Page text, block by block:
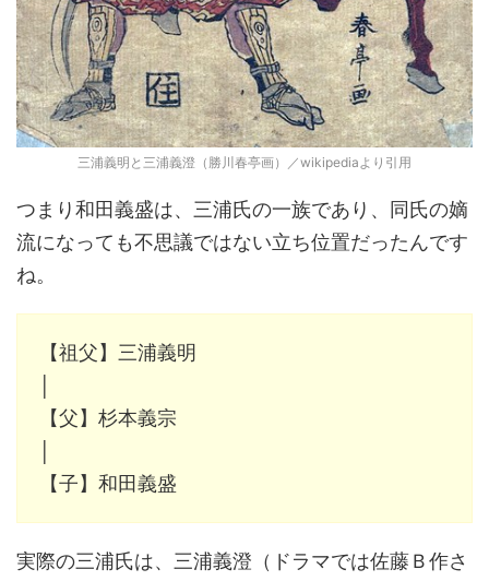
三浦義明と三浦義澄（勝川春亭画）／wikipediaより引用
つまり和田義盛は、三浦氏の一族であり、同氏の嫡
流になっても不思議ではない立ち位置だったんです
ね。
【祖父】三浦義明
【父】杉本義宗
【子】和田義盛
実際の三浦氏は、三浦義澄（ドラマでは佐藤Ｂ作さ